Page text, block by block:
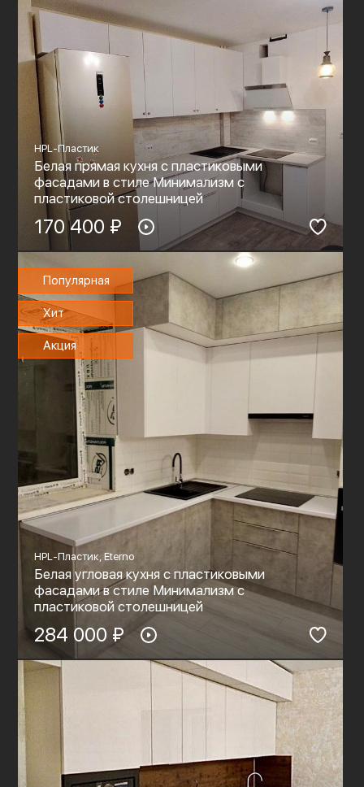
HPL-Пластик
Белая прямая кухня с пластиковыми
фасадами в стиле Минимализм с
пластиковой столешницей
170 400 ₽
Популярная
Хит
Акция
HPL-Пластик, Eterno
Белая угловая кухня с пластиковыми
фасадами в стиле Минимализм с
пластиковой столешницей
284 000 ₽